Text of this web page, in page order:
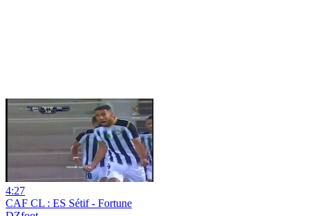
4:27
CAF CL : ES Sétif - Fortune